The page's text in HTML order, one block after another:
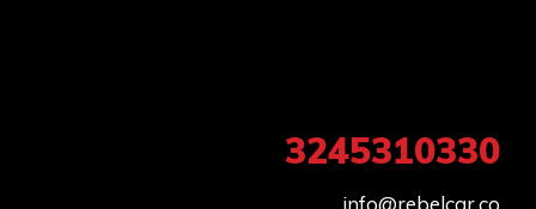
3245310330
info@rebelcar.co